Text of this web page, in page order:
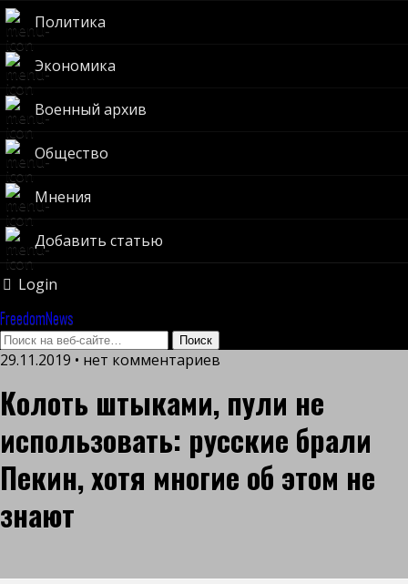
Политика
Экономика
Военный архив
Общество
Мнения
Добавить статью
Login
FreedomNews
29.11.2019 • нет комментариев
Колоть штыками, пули не
использовать: русские брали
Пекин, хотя многие об этом не
знают